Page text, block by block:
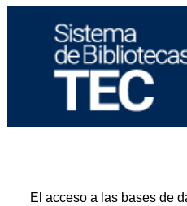
El acceso a las bases de